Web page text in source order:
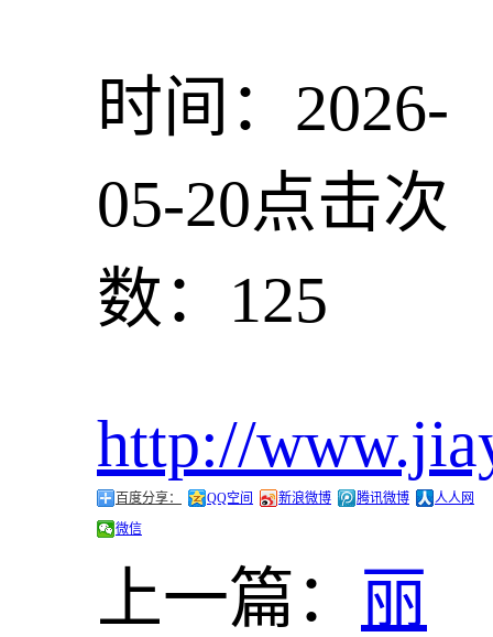
时间：2026-
05-20点击次
数：125
http://
百度分享： QQ空间 新浪微博 腾讯微博
人人网
微信
上一篇： 丽